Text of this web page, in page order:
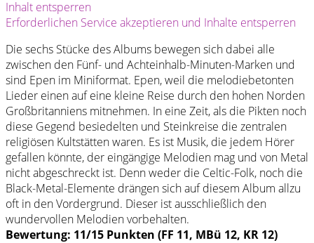
Inhalt entsperren
Erforderlichen Service akzeptieren und Inhalte entsperren
Die sechs Stücke des Albums bewegen sich dabei alle
zwischen den Fünf- und Achteinhalb-Minuten-Marken und
sind Epen im Miniformat. Epen, weil die melodiebetonten
Lieder einen auf eine kleine Reise durch den hohen Norden
Großbritanniens mitnehmen. In eine Zeit, als die Pikten noch
diese Gegend besiedelten und Steinkreise die zentralen
religiösen Kultstätten waren. Es ist Musik, die jedem Hörer
gefallen könnte, der eingängige Melodien mag und von Metal
nicht abgeschreckt ist. Denn weder die Celtic-Folk, noch die
Black-Metal-Elemente drängen sich auf diesem Album allzu
oft in den Vordergrund. Dieser ist ausschließlich den
wundervollen Melodien vorbehalten.
Bewertung: 11/15 Punkten (FF 11, MBü 12, KR 12)